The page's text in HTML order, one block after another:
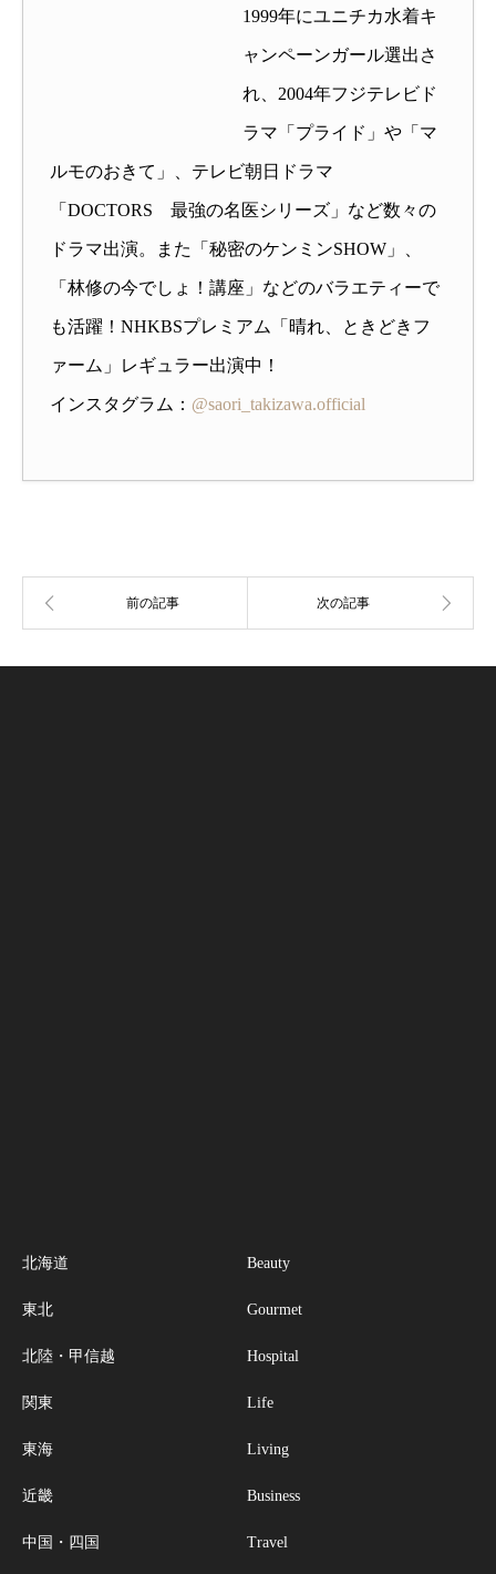
1999年にユニチカ水着キ
ャンペーンガール選出さ
れ、2004年フジテレビド
ラマ「プライド」や「マ
ルモのおきて」、テレビ朝日ドラマ
「DOCTORS 最強の名医シリーズ」など数々の
ドラマ出演。また「秘密のケンミンSHOW」、
「林修の今でしょ！講座」などのバラエティーで
も活躍！NHKBSプレミアム「晴れ、ときどきフ
ァーム」レギュラー出演中！
インスタグラム： @saori_takizawa.official
北海道
東北
北陸・甲信越
関東
東海
近畿
中国・四国
Beauty
Gourmet
Hospital
Life
Living
Business
Travel